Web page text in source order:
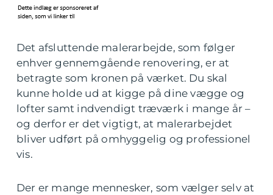
Det afsluttende malerarbejde, som følger
enhver gennemgående renovering, er at
betragte som kronen på værket. Du skal
kunne holde ud at kigge på dine vægge og
lofter samt indvendigt træværk i mange år –
og derfor er det vigtigt, at malerarbejdet
bliver udført på omhyggelig og professionel
vis.
Der er mange mennesker, som vælger selv at